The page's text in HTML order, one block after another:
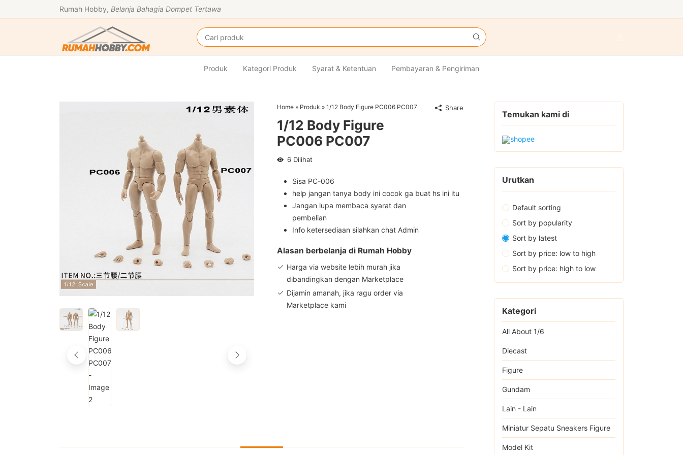
Rumah Hobby, Belanja Bahagia Dompet Tertawa
Produk Kategori Produk Syarat & Ketentuan Pembayaran & Pengiriman
Home» Produk » 1/12 Body Figure PC006 PC007
1/12 Body Figure
PC006 PC007
6Dilihat
Sisa PC-006
help jangan tanya body ini cocok ga buat hs ini itu
Jangan lupa membaca syarat dan
pembelian
Info ketersediaan silahkan chat Admin
Alasan berbelanja di Rumah Hobby
Harga via website lebih murah jika
dibandingkan dengan Marketplace
Dijamin amanah, jika ragu order via
Marketplace kami
Share
Temukan kami di
Urutkan
Default sorting
Sort by popularity
Sort by latest
Sort by price: low to high
Sort by price: high to low
Kategori
All About 1/6
Diecast
Figure
Gundam
Lain - Lain
Miniatur Sepatu Sneakers Figure
Model Kit